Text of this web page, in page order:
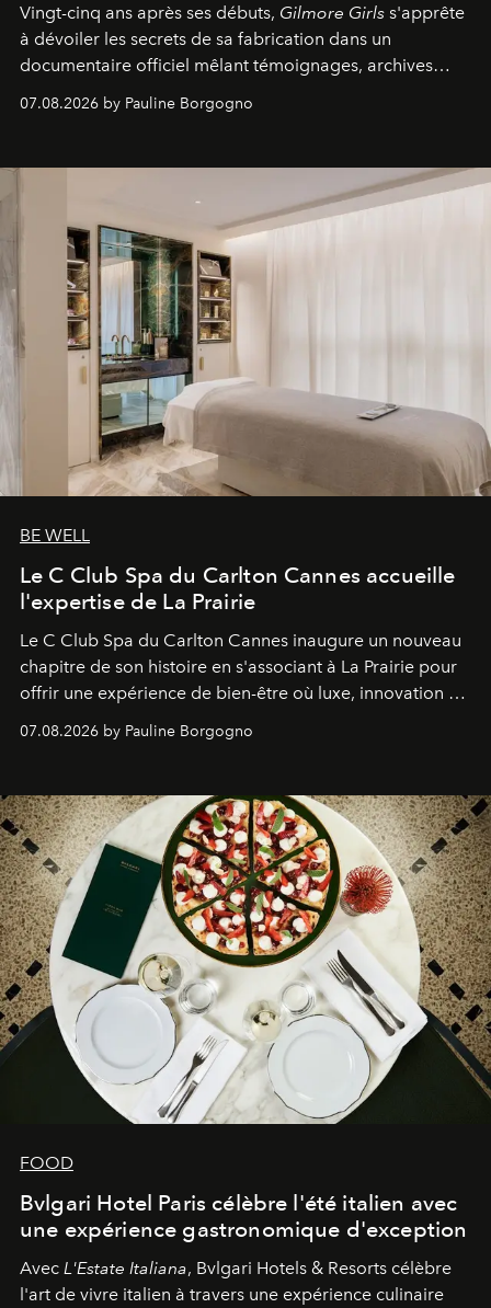
Vingt-cinq ans après ses débuts, Gilmore Girls s'apprête
à dévoiler les secrets de sa fabrication dans un
documentaire officiel mêlant témoignages, archives
générationnel.
07.08.2026 by Pauline Borgogno
BE WELL
Le C Club Spa du Carlton Cannes accueille
l'expertise de La Prairie
Le C Club Spa du Carlton Cannes inaugure un nouveau
chapitre de son histoire en s'associant à La Prairie pour
offrir une expérience de bien-être où luxe, innovation et
07.08.2026 by Pauline Borgogno
FOOD
Bvlgari Hotel Paris célèbre l'été italien avec
une expérience gastronomique d'exception
Avec L'Estate Italiana, Bvlgari Hotels & Resorts célèbre
l'art de vivre italien à travers une expérience culinaire